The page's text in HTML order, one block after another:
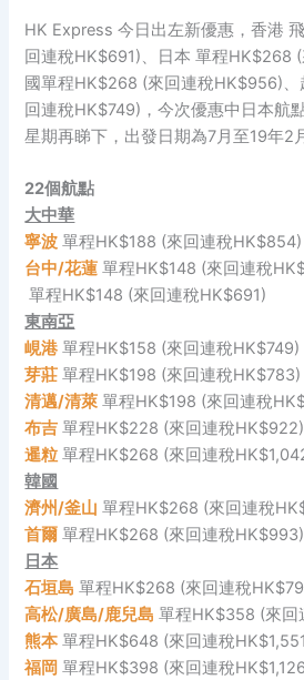
HK Express 今日出左新優惠，香港
回連稅HK$691)、日本 單程HK$268
國單程HK$268 (來回連稅HK$956)、
回連稅HK$749)，今次優惠中日本航
星期再睇下，出發日期為7月至19年2
22個航點
大中華
寧波 單程HK$188 (來回連稅HK$854)
台中/花蓮 單程HK$148 (來回連稅
單程HK$148 (來回連稅HK$691)
東南亞
峴港 單程HK$158 (來回連稅HK$749)
芽莊 單程HK$198 (來回連稅HK$783)
清邁/清萊 單程HK$198 (來回連稅
布吉 單程HK$228 (來回連稅HK$922)
暹粒 單程HK$268 (來回連稅
韓國
濟州/釜山 單程HK$268 (來回連稅
首爾 單程HK$268 (來回連稅HK$993)
日本
石垣島 單程HK$268 (來回連稅
高松/廣島/鹿兒島 單程HK$358 (來回
熊本 單程HK$648 (來回連稅
福岡 單程HK$398 (來回連稅